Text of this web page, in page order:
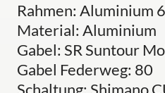
Rahmen: Aluminium
Material: Aluminium
Gabel: SR Suntour
Gabel Federweg: 80
Schaltung: Shimano